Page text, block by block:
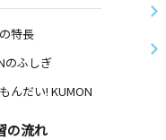
特長
のふしぎ
んだい! KUMON
の流れ